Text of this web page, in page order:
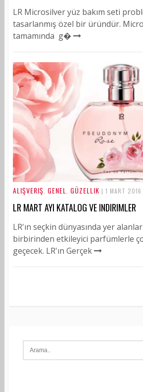
LR Microsilver yüz bakım seti
tasarlanmış özel bir üründür.
tamamında g�
ALIŞVERIŞ GENEL GÜZELLIK | 1 MART 2016
LR MART AYI KATALOG VE INDIRIMLER
LR'ın seçkin dünyasında yer
birbirinden etkileyici parfümlerle
geçecek. LR'ın Gerçek